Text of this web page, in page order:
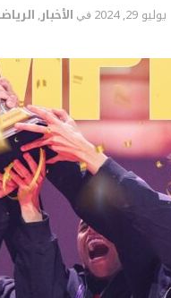
يوليو 29, 2024 في الأخبار,